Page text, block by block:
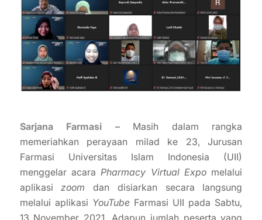
Sarjana Farmasi –Masih dalam rangka
memeriahkan perayaan milad ke 23, Jurusan
Farmasi Universitas Islam Indonesia (UII)
menggelar acaraPharmacy Virtual Expo melalui
aplikasizoom dan disiarkan secara langsung
melalui aplikasi YouTube Farmasi UII pada Sabtu,